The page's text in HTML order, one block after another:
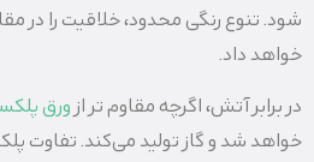
شود. تنوع رنگی محدود، خلاقیت را در
خواهد داد.
در برابر آتش، اگرچه مقاوم‌ تر از ورق
خواهد شد و گاز تولید می‌کند. تفاوت